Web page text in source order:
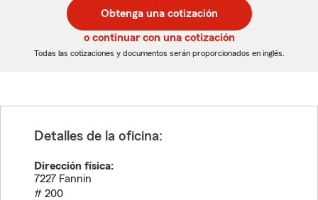
de
5
dígitos
de
5
dígitos
Obtenga una cotización
o continuar con una cotización
Todas las cotizaciones y documentos serán proporcionados en inglés.
Detalles de la oficina:
Dirección física:
7227 Fannin
# 200